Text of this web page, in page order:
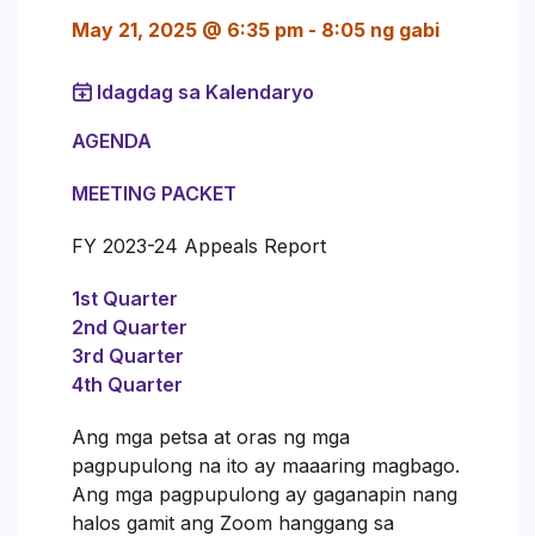
May 21, 2025 @ 6:35 pm - 8:05 ng gabi
Idagdag sa Kalendaryo
AGENDA
MEETING PACKET
FY 2023-24 Appeals Report
1st Quarter
2nd Quarter
3rd Quarter
4th Quarter
Ang mga petsa at oras ng mga
pagpupulong na ito ay maaaring magbago.
Ang mga pagpupulong ay gaganapin nang
halos gamit ang Zoom hanggang sa